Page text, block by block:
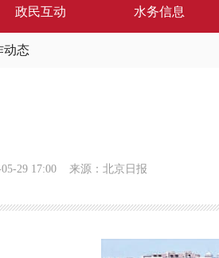
政民互动 水务信息
动态
29 17:00 来源：北京日报